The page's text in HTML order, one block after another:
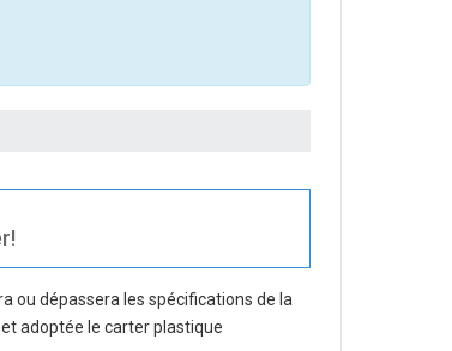
ou dépassera les spécifications de la
adoptée le carter plastique